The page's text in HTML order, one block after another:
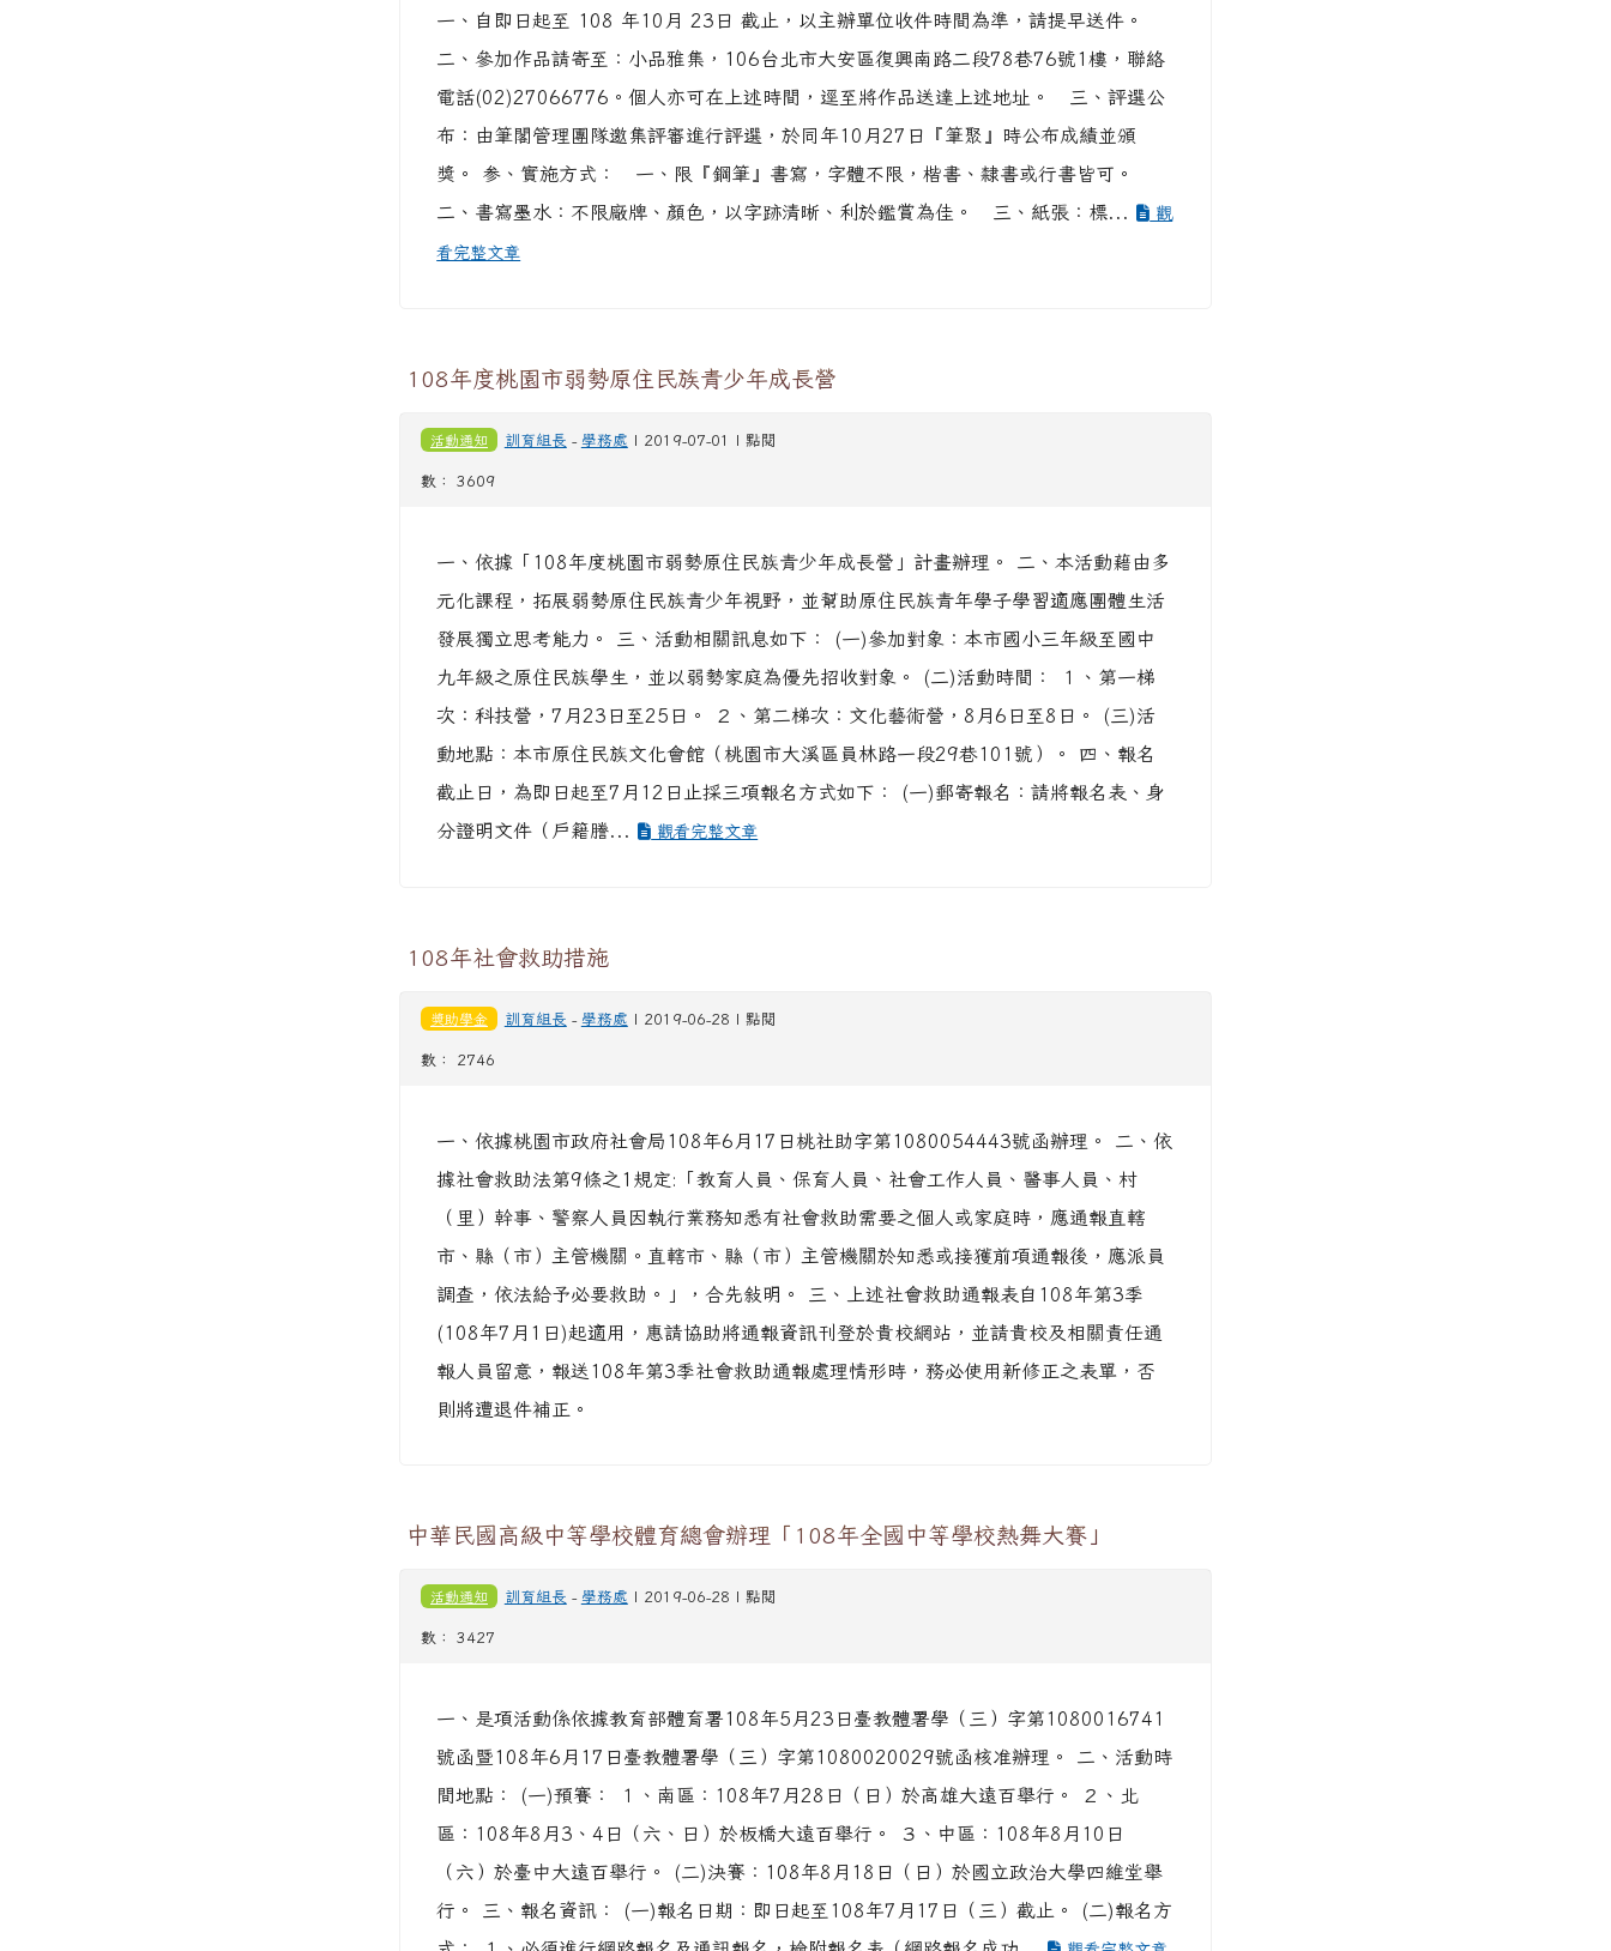
一、自即日起至 108 年10月 23日 截止，以主辦單位收件時間為準，請提早送件。
二、參加作品請寄至：小品雅集，106台北市大安區復興南路二段78巷76號1樓，聯絡
電話(02)27066776。個人亦可在上述時間，逕至將作品送達上述地址。 三、評選公
布：由筆閣管理團隊邀集評審進行評選，於同年10月27日『筆聚』時公布成績並頒
獎。 参、實施方式： 一、限『鋼筆』書寫，字體不限，楷書、隸書或行書皆可。
二、書寫墨水：不限廠牌、顏色，以字跡清晰、利於鑑賞為佳。 三、紙張：標...
觀
看完整文章
108年度桃園市弱勢原住民族青少年成長營
活動通知 訓育組長 - 學務處 | 2019-07-01 | 點閱
數： 3609
一、依據「108年度桃園市弱勢原住民族青少年成長營」計畫辦理。 二、本活動藉由多
元化課程，拓展弱勢原住民族青少年視野，並幫助原住民族青年學子學習適應團體生活
發展獨立思考能力。 三、活動相關訊息如下： (一)參加對象：本市國小三年級至國中
九年級之原住民族學生，並以弱勢家庭為優先招收對象。 (二)活動時間： １、第一梯
次：科技營，7月23日至25日。 ２、第二梯次：文化藝術營，8月6日至8日。 (三)活
動地點：本市原住民族文化會館（桃園市大溪區員林路一段29巷101號）。 四、報名
截止日，為即日起至7月12日止採三項報名方式如下： (一)郵寄報名：請將報名表、身
分證明文件（戶籍謄...
觀看完整文章
108年社會救助措施
獎助學金 訓育組長 - 學務處 | 2019-06-28 | 點閱
數： 2746
一、依據桃園市政府社會局108年6月17日桃社助字第1080054443號函辦理。 二、依
據社會救助法第9條之1規定:「教育人員、保育人員、社會工作人員、醫事人員、村
（里）幹事、警察人員因執行業務知悉有社會救助需要之個人或家庭時，應通報直轄
市、縣（市）主管機關。直轄市、縣（市）主管機關於知悉或接獲前項通報後，應派員
調查，依法給予必要救助。」，合先敍明。 三、上述社會救助通報表自108年第3季
(108年7月1日)起適用，惠請協助將通報資訊刊登於貴校網站，並請貴校及相關責任通
報人員留意，報送108年第3季社會救助通報處理情形時，務必使用新修正之表單，否
則將遭退件補正。
中華民國高級中等學校體育總會辦理「108年全國中等學校熱舞大賽」
活動通知 訓育組長 - 學務處 | 2019-06-28 | 點閱
數： 3427
一、是項活動係依據教育部體育署108年5月23日臺教體署學（三）字第1080016741
號函暨108年6月17日臺教體署學（三）字第1080020029號函核准辦理。 二、活動時
間地點： (一)預賽： １、南區：108年7月28日（日）於高雄大遠百舉行。 ２、北
區：108年8月3、4日（六、日）於板橋大遠百舉行。 ３、中區：108年8月10日
（六）於臺中大遠百舉行。 (二)決賽：108年8月18日（日）於國立政治大學四維堂舉
行。 三、報名資訊： (一)報名日期：即日起至108年7月17日（三）截止。 (二)報名方